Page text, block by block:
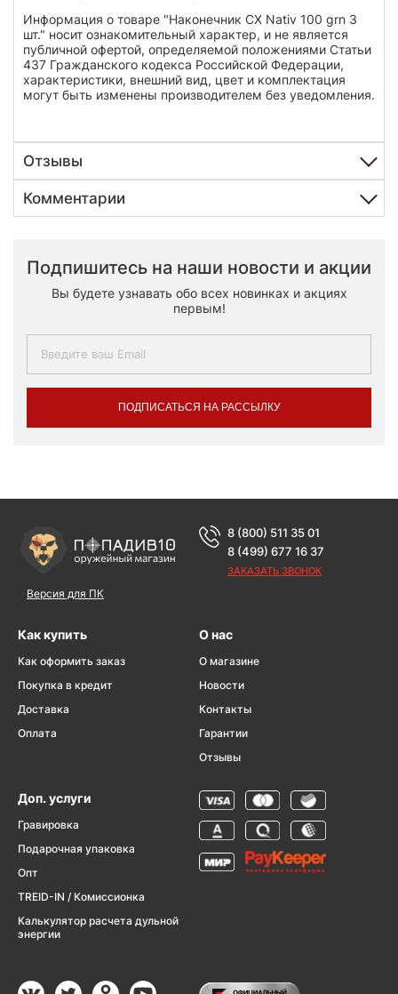
Информация о товаре "Наконечник CX Nativ 100 grn 3
шт." носит ознакомительный характер, и не является
публичной офертой, определяемой положениями Статьи
437 Гражданского кодекса Российской Федерации,
характеристики, внешний вид, цвет и комплектация
могут быть изменены производителем без уведомления.
Отзывы
Комментарии
Подпишитесь на наши новости и акции
Вы будете узнавать обо всех новинках и акциях
первым!
ПОДПИСАТЬСЯ НА РАССЫЛКУ
Версия для ПК
8 (800) 511 35 01
8 (499) 677 16 37
ЗАКАЗАТЬ ЗВОНОК
Как купить
Как оформить заказ
Покупка в кредит
Доставка
Оплата
О нас
О магазине
Новости
Контакты
Гарантии
Отзывы
Доп. услуги
Гравировка
Подарочная упаковка
Опт
TREID-IN / Комиссионка
Калькулятор расчета дульной
энергии